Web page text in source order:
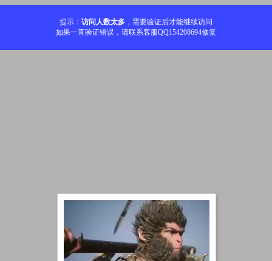
提示： 访问人数太多 ，需要验证后才能继续访问
如果一直验证错误，请联系客服QQ154208694修复
加载中